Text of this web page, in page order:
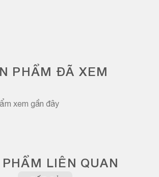
PHẨM ĐÃ XEM
xem gần đây
PHẨM LIÊN QUAN